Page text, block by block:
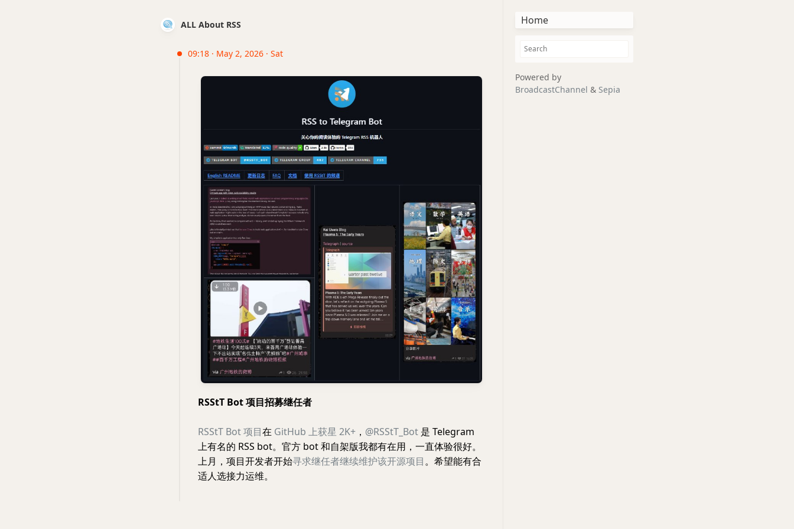
ALL About RSS
09:18 · May 2, 2026 · Sat
RSStT Bot 项目招募继任者
RSStT Bot 项目在 GitHub 上获星 2K+ ， @RSStT_Bot 是 Telegram
上有名的 RSS bot。官方 bot 和自架版我都有在用，一直体验很好。
上月，项目开发者开始寻求继任者继续维护该开源项目。希望能有合
适人选接力运维。
Home
Powered by
BroadcastChannel & Sepia